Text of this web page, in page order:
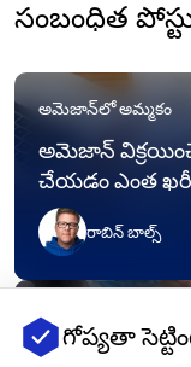
సంబంధిత
అమెజాన్‌లో అమ్మకం
అమెజాన్
చేయడం ఎంత
రాబిన్ బాల్స్
అమెజాన్‌లో అమ్మకం
అమెజాన్‌లో
గోప్యతా